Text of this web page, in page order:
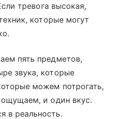
тревога высокая,
которые могут
пять предметов,
звука, которые
можем потрогать,
ощущаем, и один вкус.
в реальность.